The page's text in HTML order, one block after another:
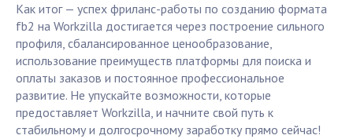
Как итог — успех фриланс-работы по созданию формата
fb2 на Workzilla достигается через построение сильного
профиля, сбалансированное ценообразование,
использование преимуществ платформы для поиска и
оплаты заказов и постоянное профессиональное
развитие. Не упускайте возможности, которые
предоставляет Workzilla, и начните свой путь к
стабильному и долгосрочному заработку прямо сейчас!